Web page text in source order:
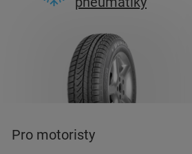
Pro motoristy